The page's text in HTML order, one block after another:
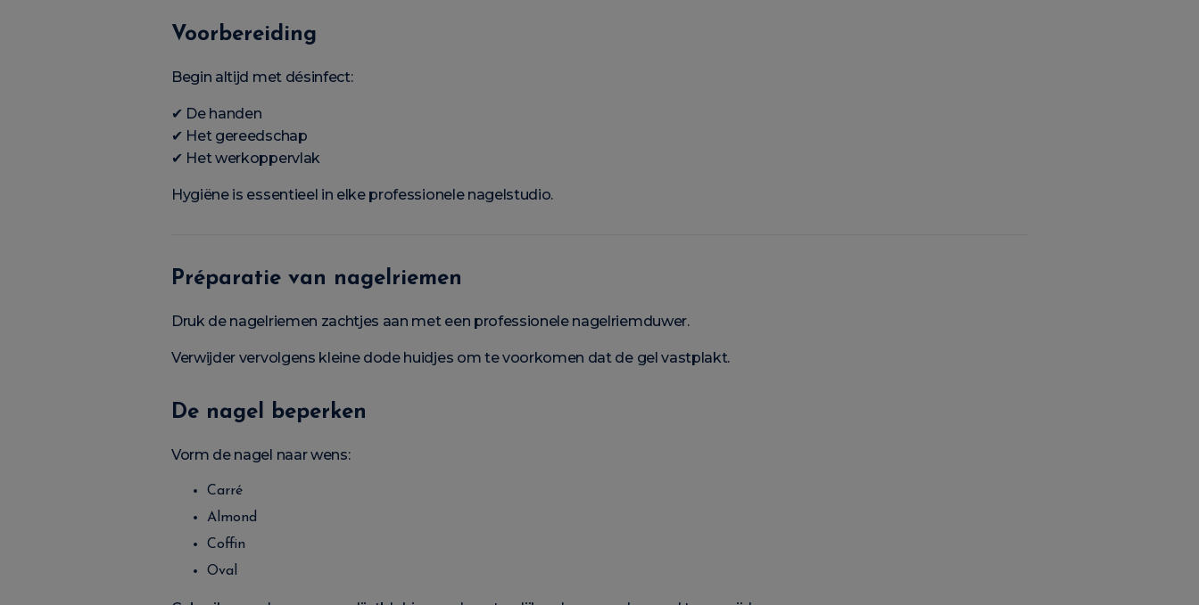
Voorbereiding
Begin altijd met désinfect:
✔ De handen
✔ Het gereedschap
✔ Het werkoppervlak
Hygiëne is essentieel in elke professionele nagelstudio.
Préparatie van nagelriemen
Druk de nagelriemen zachtjes aan met een professionele nagelriemduwer.
Verwijder vervolgens kleine dode huidjes om te voorkomen dat de gel vastplakt.
De nagel beperken
Vorm de nagel naar wens:
Carré
Almond
Coffin
Oval